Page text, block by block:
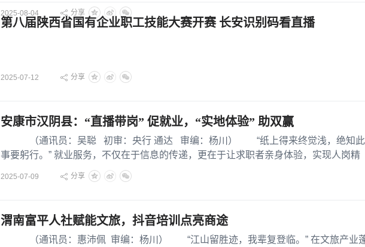
成、会员费、技术服务费
2025-08-04 分享
第八届陕西省国有企业职工技能大赛开赛 长安识别码看直播
2025-07-12 分享
安康市汉阴县：“直播带岗” 促就业，“实地体验” 助双赢
（通讯员：吴聪 初审：央行 通达 审编：杨川） “纸上得来终觉浅，绝知此
事要躬行。” 就业服务，不仅在于信息的传递，更在于让求职者亲身体验，实现人岗精
2025-07-09 分享
渭南富平人社赋能文旅，抖音培训点亮商途
（通讯员：惠沛佩 审编：杨川） “江山留胜迹，我辈复登临。” 在文旅产业